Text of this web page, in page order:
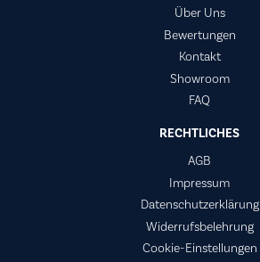
Über Uns
Bewertungen
Kontakt
Showroom
FAQ
RECHTLICHES
AGB
Impressum
Datenschutzerklärung
Widerrufsbelehrung
Cookie-Einstellungen